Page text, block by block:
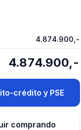
4.874.900,-
4.874.900,-
crédito y PSE
comprando